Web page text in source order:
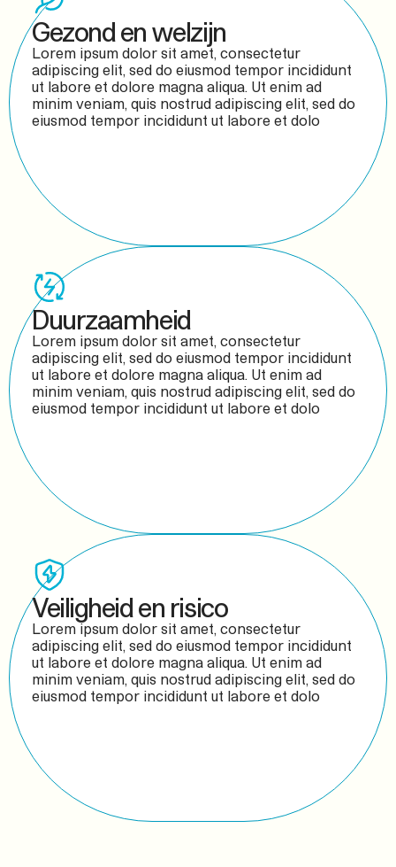
Gezond en welzijn
Lorem ipsum dolor sit amet, consectetur
adipiscing elit, sed do eiusmod tempor incididunt
ut labore et dolore magna aliqua. Ut enim ad
minim veniam, quis nostrud adipiscing elit, sed do
eiusmod tempor incididunt ut labore et dolo
Duurzaamheid
Lorem ipsum dolor sit amet, consectetur
adipiscing elit, sed do eiusmod tempor incididunt
ut labore et dolore magna aliqua. Ut enim ad
minim veniam, quis nostrud adipiscing elit, sed do
eiusmod tempor incididunt ut labore et dolo
Veiligheid en risico
Lorem ipsum dolor sit amet, consectetur
adipiscing elit, sed do eiusmod tempor incididunt
ut labore et dolore magna aliqua. Ut enim ad
minim veniam, quis nostrud adipiscing elit, sed do
eiusmod tempor incididunt ut labore et dolo